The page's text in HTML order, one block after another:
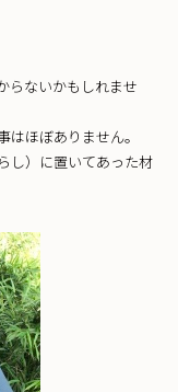
ないかもしれませ
ほぼありません。
）に置いてあった材